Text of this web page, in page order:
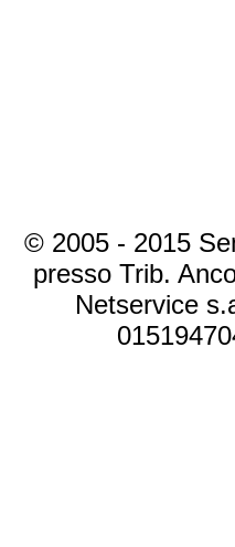
© 2005 - 2015
presso Trib.
Netservice